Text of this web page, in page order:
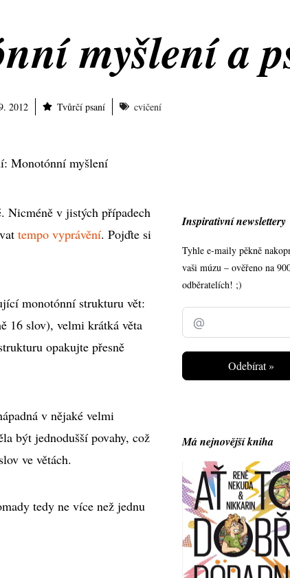
myšlení a
2012 Tvůrčí psaní cvičení
v jistých případech
tempo vyprávění. Pojďte si
monotónní strukturu vět:
16 slov), velmi krátká věta
opakujte přesně
v nějaké velmi
být jednodušší povahy, což
ve větách.
tedy ne více než jednu
Inspirativní newslettery
Tyhle e-maily pěkně
vaši múzu – ověřeno na
odběratelích! ;)
Odebírat »
Má nejnovější kniha